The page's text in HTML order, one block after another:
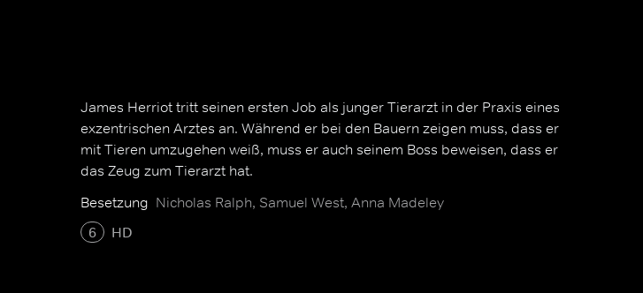
James Herriot tritt seinen ersten Job als junger Tierarzt in der Praxis eines
exzentrischen Arztes an. Während er bei den Bauern zeigen muss, dass er
mit Tieren umzugehen weiß, muss er auch seinem Boss beweisen, dass er
das Zeug zum Tierarzt hat.
Besetzung Nicholas Ralph, Samuel West, Anna Madeley
6
HD